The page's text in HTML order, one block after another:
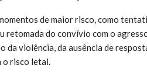
de maior risco, como
do convívio com o
da violência, da ausência de
risco letal.